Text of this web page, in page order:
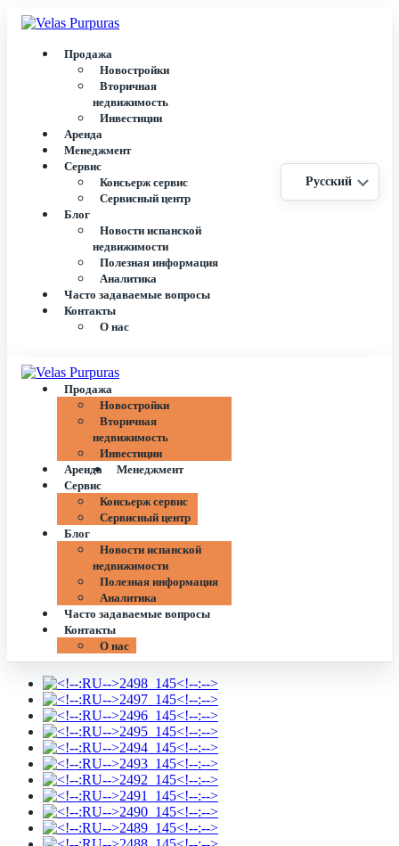
Продажа
Новостройки
Вторичная
недвижимость
Инвестиции
Аренда
Менеджмент
Сервис
Консьерж сервис
Сервисный центр
Блог
Новости испанской
недвижимости
Полезная информация
Аналитика
Часто задаваемые вопросы
Контакты
О нас
Русский
Продажа
Новостройки
Вторичная
недвижимость
Инвестиции
Аренда
Менеджмент
Сервис
Консьерж сервис
Сервисный центр
Блог
Новости испанской
недвижимости
Полезная информация
Аналитика
Часто задаваемые вопросы
Контакты
О нас